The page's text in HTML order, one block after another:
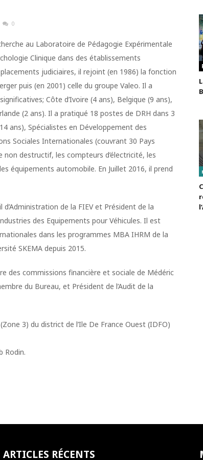
0
au Laboratoire de Pédagogie Expérimentale
Clinique dans des établissements
judiciaires, il rejoint (en 1986) la fonction
puis (en 2001) celle du groupe Valeo. Il a
Côte d’Ivoire (4 ans), Belgique (9 ans),
(2 ans). Il a pratiqué 18 postes de DRH dans 3
ans), Spécialistes en Développement des
Sociales Internationales (couvrant 30 Pays
destructif, les compteurs d’électricité, les
équipements automobile. En Juillet 2016, il prend
de la FIEV et Président de la
des Equipements pour Véhicules. Il est
dans les programmes MBA IHRM de la
SKEMA depuis 2015.
des commissions financière et sociale de Médéric
du Bureau, et Président de l’Audit de la
3) du district de l’Ile De France Ouest (IDFO)
Rodin.
ARTICLES RÉCENTS